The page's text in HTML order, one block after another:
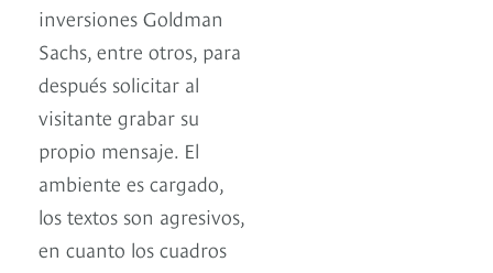
inversiones Goldman
Sachs, entre otros, para
después solicitar al
visitante grabar su
propio mensaje. El
ambiente es cargado,
los textos son agresivos,
en cuanto los cuadros